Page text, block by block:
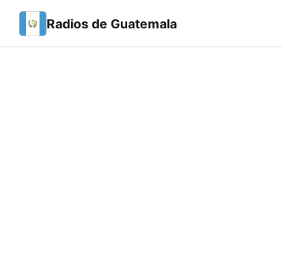
Radios de Guatemala